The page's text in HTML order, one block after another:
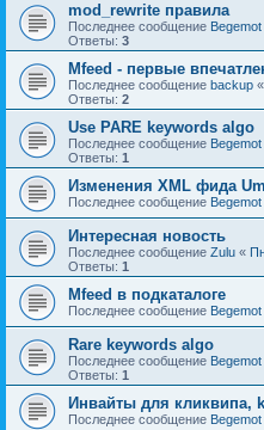
mod_rewrite правила
Последнее сообщение Begemot
Ответы: 3
Mfeed - первые
Последнее сообщение backup «
Ответы: 2
Use PARE keywords algo
Последнее сообщение Begemot
Ответы: 1
Изменения XML фида
Последнее сообщение Begemot
Интересная новость
Последнее сообщение Zulu «
Ответы: 1
Mfeed в подкаталоге
Последнее сообщение Begemot
Rare keywords algo
Последнее сообщение Begemot
Ответы: 1
Инвайты для кликвипа,
Последнее сообщение Begemot